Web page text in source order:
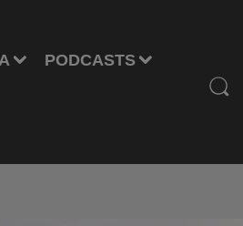
PODCASTS